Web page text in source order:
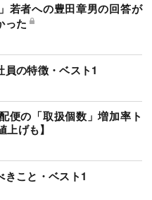
若者への豊田章男の回答が
った
の特徴・ベスト1
便の「取扱個数」増加率ト
げも】
きこと・ベスト1